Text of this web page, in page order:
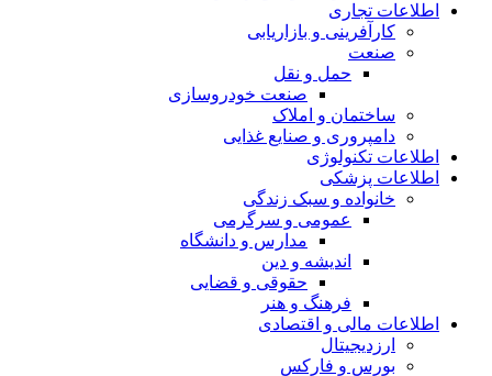
اطلاعات تجاری
کارآفرینی و بازاریابی
صنعت
حمل و نقل
صنعت خودروسازی
ساختمان و املاک
دامپروری و صنایع غذایی
اطلاعات تکنولوژی
اطلاعات پزشکی
خانواده و سبک زندگی
عمومی و سرگرمی
مدارس و دانشگاه
اندیشه و دین
حقوقی و قضایی
فرهنگ و هنر
اطلاعات مالی و اقتصادی
ارزدیجیتال
بورس و فارکس